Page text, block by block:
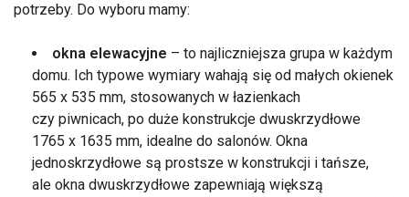
potrzeby. Do wyboru mamy:
okna elewacyjne – to najliczniejsza grupa w każdym
domu. Ich typowe wymiary wahają się od małych okienek
565 x 535 mm, stosowanych w łazienkach
czy piwnicach, po duże konstrukcje dwuskrzydłowe
1765 x 1635 mm, idealne do salonów. Okna
jednoskrzydłowe są prostsze w konstrukcji i tańsze,
ale okna dwuskrzydłowe zapewniają większą